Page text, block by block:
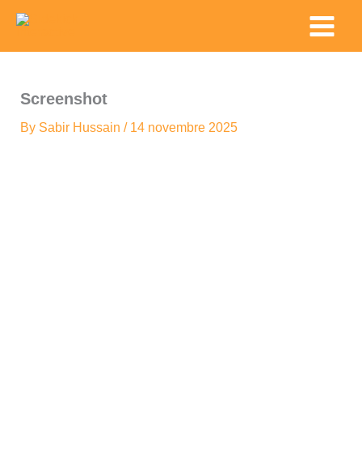
content
Main
Menu
Screenshot
By Sabir Hussain / 14 novembre 2025